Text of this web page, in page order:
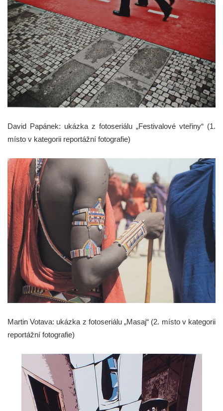
David Papánek: ukázka z fotoseriálu „Festivalové vteřiny“ (1.
místo v kategorii reportážní fotografie)
Martin Votava: ukázka z fotoseriálu „Masaj“ (2. místo v kategorii
reportážní fotografie)